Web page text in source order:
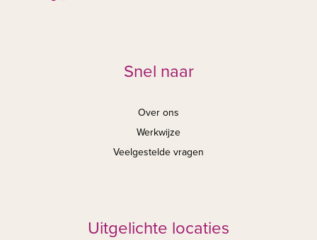
Snel naar
Over ons
Werkwijze
Veelgestelde vragen
Uitgelichte locaties